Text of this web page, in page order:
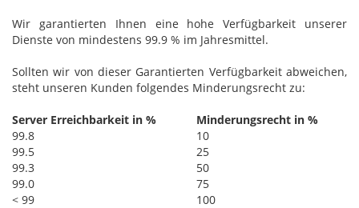
Wir garantierten Ihnen eine hohe Verfügbarkeit unserer
Dienste von mindestens 99.9 % im Jahresmittel.
Sollten wir von dieser Garantierten Verfügbarkeit abweichen,
steht unseren Kunden folgendes Minderungsrecht zu:
Server Erreichbarkeit in %
Minderungsrecht in %
99.8
10
99.5
25
99.3
50
99.0
75
< 99
100